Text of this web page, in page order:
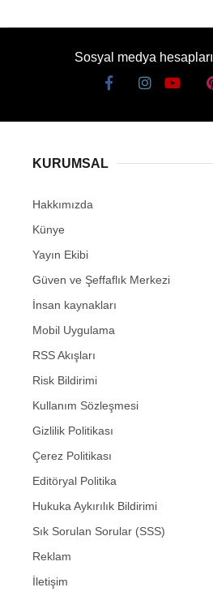
Sosyal medya
KURUMSAL
Hakkımızda
Künye
Yayın Ekibi
Güven ve Şeffaflık Merkezi
İnsan kaynakları
Mobil Uygulama
RSS Akışları
Risk Bildirimi
Kullanım Sözleşmesi
Gizlilik Politikası
Çerez Politikası
Editöryal Politika
Hukuka Aykırılık Bildirimi
Sık Sorulan Sorular (SSS)
Reklam
İletişim